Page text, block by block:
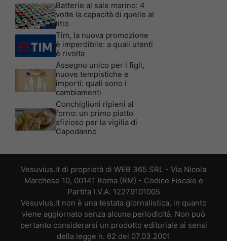
Batterie al sale marino: 4
volte la capacità di quelle al
litio
Tim, la nuova promozione
è imperdibile: a quali utenti
è rivolta
Assegno unico per i figli,
nuove tempistiche e
importi: quali sono i
cambiamenti
Conchiglioni ripieni al
forno: un primo piatto
sfizioso per la vigilia di
Capodanno
Vesuvius.it di proprietà di WEB 365 SRL - Via Nicola
Marchese 10, 00141 Roma (RM) - Codice Fiscale e
Partita I.V.A. 12279101005
Vesuvius.it non è una testata giornalistica, in quanto
viene aggiornato senza alcuna periodicità. Non può
pertanto considerarsi un prodotto editoriale ai sensi
della legge n. 62 del 07.03.2001